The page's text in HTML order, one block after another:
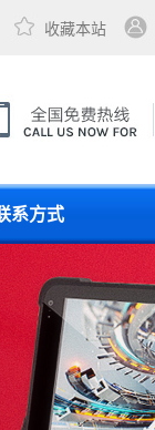
收藏本站
系方式